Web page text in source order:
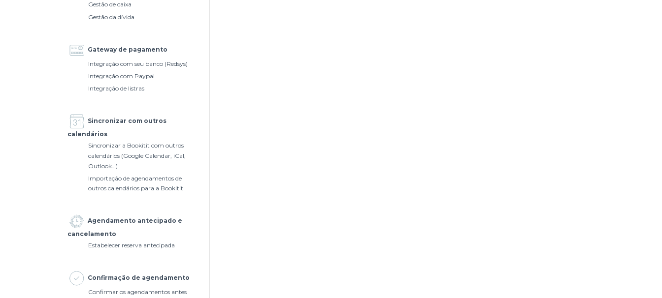
Gestão de caixa
Gestão da dívida
Gateway de pagamento
Integração com seu banco (Redsys)
Integração com Paypal
Integração de listras
Sincronizar com outros
calendários
Sincronizar a Bookitit com outros
calendários (Google Calendar, iCal,
Outlook…)
Importação de agendamentos de
outros calendários para a Bookitit
Agendamento antecipado e
cancelamento
Estabelecer reserva antecipada
Confirmação de agendamento
Confirmar os agendamentos antes